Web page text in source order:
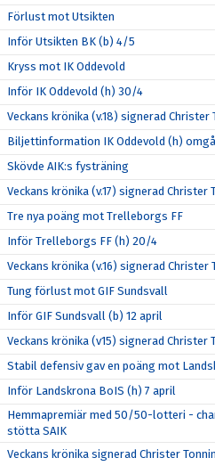
Förlust mot Utsikten
Inför Utsikten BK (b) 4/5
Kryss mot IK Oddevold
Inför IK Oddevold (h) 30/4
Veckans krönika (v.18) signerad Christer
Biljettinformation IK Oddevold (h)
Skövde AIK:s fysträning
Veckans krönika (v.17) signerad Christer
Tre nya poäng mot Trelleborgs FF
Inför Trelleborgs FF (h) 20/4
Veckans krönika (v.16) signerad Christer
Tung förlust mot GIF Sundsvall
Inför GIF Sundsvall (b) 12 april
Veckans krönika (v15) signerad Christer
Stabil defensiv gav en poäng mot
Inför Landskrona BoIS (h) 7 april
Hemmapremiär med 50/50-lotteri -
stötta SAIK
Veckans krönika signerad Christer